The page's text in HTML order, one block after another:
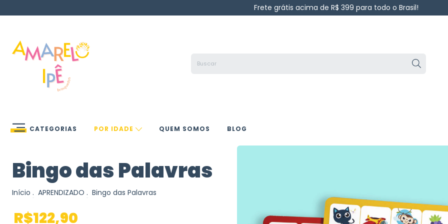
Frete grátis acima de R$ 399 para todo o Brasil!
CATEGORIAS POR IDADE QUEM SOMOS BLOG
Bingo das Palavras
Início . APRENDIZADO . Bingo das Palavras
R$122,90